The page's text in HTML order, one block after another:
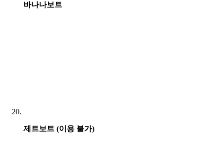
바나나보트
제트보트 (이용 불가)